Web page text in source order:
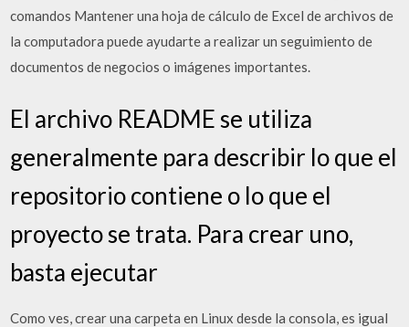
comandos Mantener una hoja de cálculo de Excel de archivos de
la computadora puede ayudarte a realizar un seguimiento de
documentos de negocios o imágenes importantes.
El archivo README se utiliza
generalmente para describir lo que el
repositorio contiene o lo que el
proyecto se trata. Para crear uno,
basta ejecutar
Como ves, crear una carpeta en Linux desde la consola, es igual